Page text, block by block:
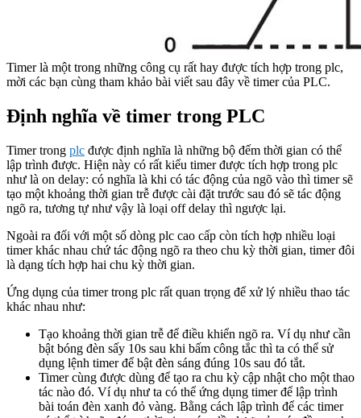
Timer là một trong những công cụ rất hay được tích hợp trong plc,
mời các bạn cùng tham khảo bài viết sau đây về timer của PLC.
Định nghĩa về timer trong PLC
Timer trong plc được định nghĩa là những bộ đếm thời gian có thể
lập trình được. Hiện này có rất kiểu timer được tích hợp trong plc
như là on delay: có nghĩa là khi có tác động của ngõ vào thì timer sẽ
tạo một khoảng thời gian trễ được cài đặt trước sau đó sẽ tác động
ngõ ra, tương tự như vậy là loại off delay thì ngược lại.
Ngoài ra đối với một số dòng plc cao cấp còn tích hợp nhiều loại
timer khác nhau chứ tác động ngõ ra theo chu kỳ thời gian, timer đôi
là dạng tích hợp hai chu kỳ thời gian.
Ứng dụng của timer trong plc rất quan trọng để xử lý nhiều thao tác
khác nhau như:
Tạo khoảng thời gian trễ để điều khiển ngõ ra. Ví dụ như cần
bật bóng đèn sấy 10s sau khi bấm công tắc thì ta có thể sử
dụng lệnh timer để bật đèn sáng đúng 10s sau đó tắt.
Timer cùng được dùng để tạo ra chu kỳ cập nhật cho một thao
tác nào đó. Ví dụ như ta có thể ứng dụng timer để lập trình
bài toán đèn xanh đỏ vàng. Bằng cách lập trình để các timer